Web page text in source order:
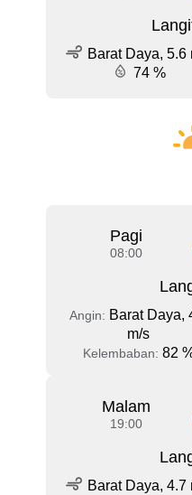
Barat Daya, 5.6
74 %
Pagi
08:00
Angin: Barat Daya,
m/s
Kelembaban: 82
Malam
19:00
Barat Daya, 4.7